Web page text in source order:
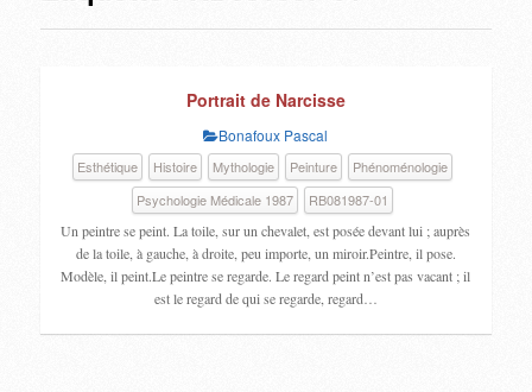
Portrait de Narcisse
Bonafoux Pascal
Esthétique Histoire Mythologie Peinture
Phénoménologie
Psychologie Médicale 1987
RB081987-01
Un peintre se peint. La toile, sur un chevalet, est posée devant lui ; auprès
de la toile, à gauche, à droite, peu importe, un miroir.Peintre, il pose.
Modèle, il peint.Le peintre se regarde. Le regard peint n’est pas vacant ; il
est le regard de qui se regarde, regard…